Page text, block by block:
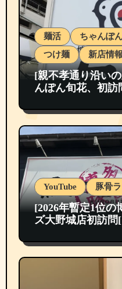
麺活 ちゃんぽ
つけ麺
新店情報
[親不孝通り沿い
んぽん旬花、初訪
YouTube 豚骨
[2026年暫定1位の
ズ大野城店初訪問